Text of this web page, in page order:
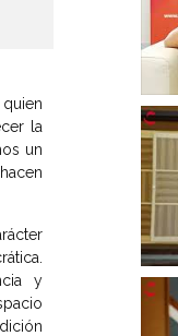
quien
la
un
y